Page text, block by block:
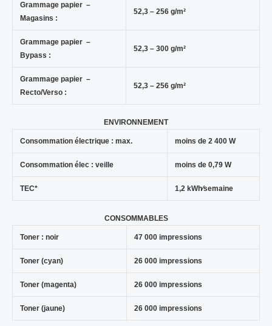
Grammage papier –
Magasins :
52,3 – 256 g/m²
Grammage papier –
Bypass :
52,3 – 300 g/m²
Grammage papier –
Recto/Verso :
52,3 – 256 g/m²
ENVIRONNEMENT
Consommation électrique : max. moins de 2 400 W
Consommation élec : veille moins de 0,79 W
TEC* 1,2 kWh⁄semaine
CONSOMMABLES
Toner : noir 47 000 impressions
Toner (cyan) 26 000 impressions
Toner (magenta) 26 000 impressions
Toner (jaune) 26 000 impressions